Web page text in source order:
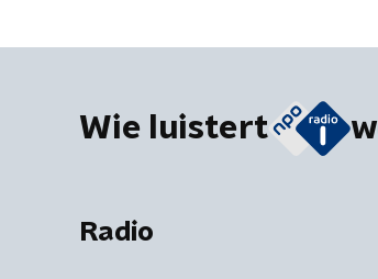
Wie luistert
Radio